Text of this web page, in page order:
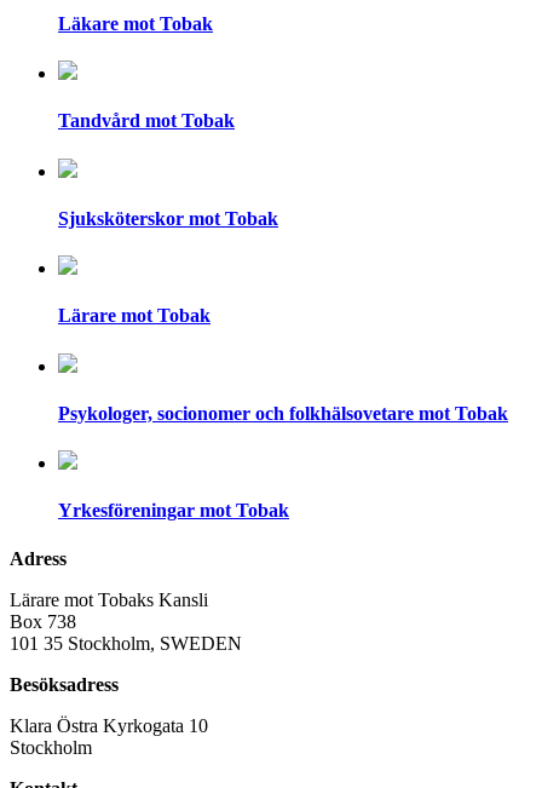
Läkare mot Tobak
Tandvård mot Tobak
Sjuksköterskor mot Tobak
Lärare mot Tobak
Psykologer, socionomer och folkhälsovetare mot Tobak
Yrkesföreningar mot Tobak
Adress
Lärare mot Tobaks Kansli
Box 738
101 35 Stockholm, SWEDEN
Besöksadress
Klara Östra Kyrkogata 10
Stockholm